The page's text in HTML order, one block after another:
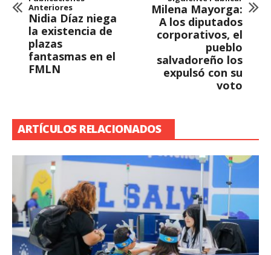
Anteriores
Nidia Díaz niega
la existencia de
plazas
fantasmas en el
FMLN
Milena Mayorga:
A los diputados
corporativos, el
pueblo
salvadoreño los
expulsó con su
voto
ARTÍCULOS RELACIONADOS